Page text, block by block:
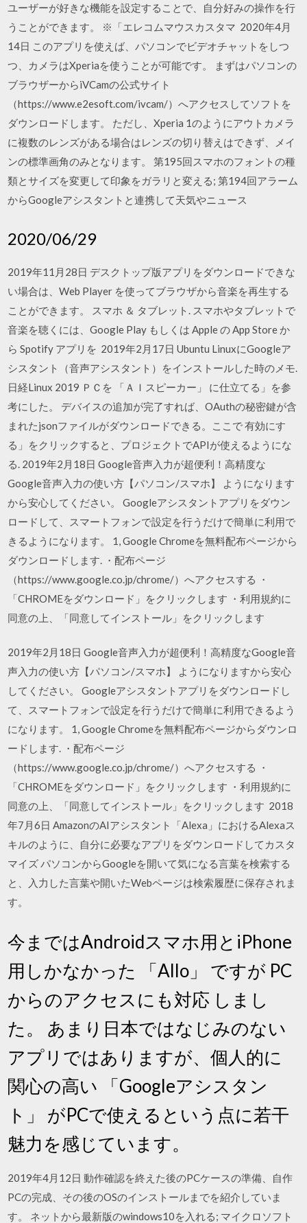
ユーザーが好きな機能を設定することで、自分好みの操作を行
うことができます。 ※「エレコムマウスカスタマ 2020年4月
14日 このアプリを使えば、パソコンでビデオチャットをしつ
つ、カメラはXperiaを使うことが可能です。 まずはパソコンの
ブラウザーからiVCamの公式サイト
（https://www.e2esoft.com/ivcam/）へアクセスしてソフトを
ダウンロードします。 ただし、Xperia 1のようにアウトカメラ
に複数のレンズがある場合はレンズの切り替えはできず、メイ
ンの標準画角のみとなります。 第195回スマホのフォントの種
類とサイズを変更して印象をガラリと変える; 第194回アラーム
からGoogleアシスタントと連携して天気やニュース
2020/06/29
2019年11月28日 デスクトップ版アプリをダウンロードできな
い場合は、Web Player を使ってブラウザから音楽を再生する
ことができます。 スマホ ＆ タブレット. スマホやタブレットで
音楽を聴くには、Google Play もしくは Apple の App Store か
ら Spotify アプリを 2019年2月17日 Ubuntu LinuxにGoogleア
シスタント（音声アシスタント）をインストールした時のメモ.
日経Linux 2019 ＰＣを 「ＡＩスピーカー」 に仕立てる」を参
考にした。 デバイスの追加が完了すれば、OAuthの秘密鍵が含
まれたjsonファイルがダウンロードできる。ここで 有効にす
る」をクリックすると、プロジェクトでAPIが使えるようにな
る. 2019年2月18日 Google音声入力が超便利！高精度な
Google音声入力の使い方【パソコン/スマホ】 ようになります
から安心してください。 Googleアシスタントアプリをダウン
ロードして、スマートフォンで設定を行うだけで簡単に利用で
きるようになります。 1, Google Chromeを無料配布ページから
ダウンロードします. ・配布ページ
（https://www.google.co.jp/chrome/）へアクセスする ・
「CHROMEをダウンロード」をクリックします ・利用規約に
同意の上、「同意してインストール」をクリックします
2019年2月18日 Google音声入力が超便利！高精度なGoogle音
声入力の使い方【パソコン/スマホ】 ようになりますから安心
してください。 Googleアシスタントアプリをダウンロードし
て、スマートフォンで設定を行うだけで簡単に利用できるよう
になります。 1, Google Chromeを無料配布ページからダウンロ
ードします. ・配布ページ
（https://www.google.co.jp/chrome/）へアクセスする ・
「CHROMEをダウンロード」をクリックします ・利用規約に
同意の上、「同意してインストール」をクリックします 2018
年7月6日 AmazonのAIアシスタント「Alexa」におけるAlexaス
キルのように、自分に必要なアプリをダウンロードしてカスタ
マイズ パソコンからGoogleを開いて気になる言葉を検索する
と、入力した言葉や開いたWebページは検索履歴に保存されま
す。
今まではAndroidスマホ用とiPhone
用しかなかった 「Allo」 ですが PC
からのアクセスにも対応 しまし
た。 あまり日本ではなじみのない
アプリではありますが、個人的に
関心の高い 「Googleアシスタン
ト」 がPCで使えるという点に若干
魅力を感じています。
2019年4月12日 動作確認を終えた後のPCケースの準備、自作
PCの完成、その後のOSのインストールまでを紹介していま
す。 ネットから最新版のwindows10を入れる; マイクロソフト